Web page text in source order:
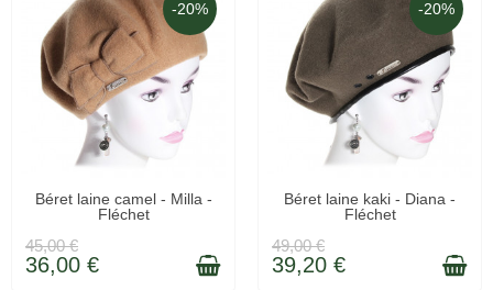
-20%
LIVRAISON 48H
Béret laine camel - Milla -
Fléchet
45,00 €
36,00 €
-20%
EN STOCK
Béret laine kaki - Diana -
Fléchet
49,00 €
39,20 €